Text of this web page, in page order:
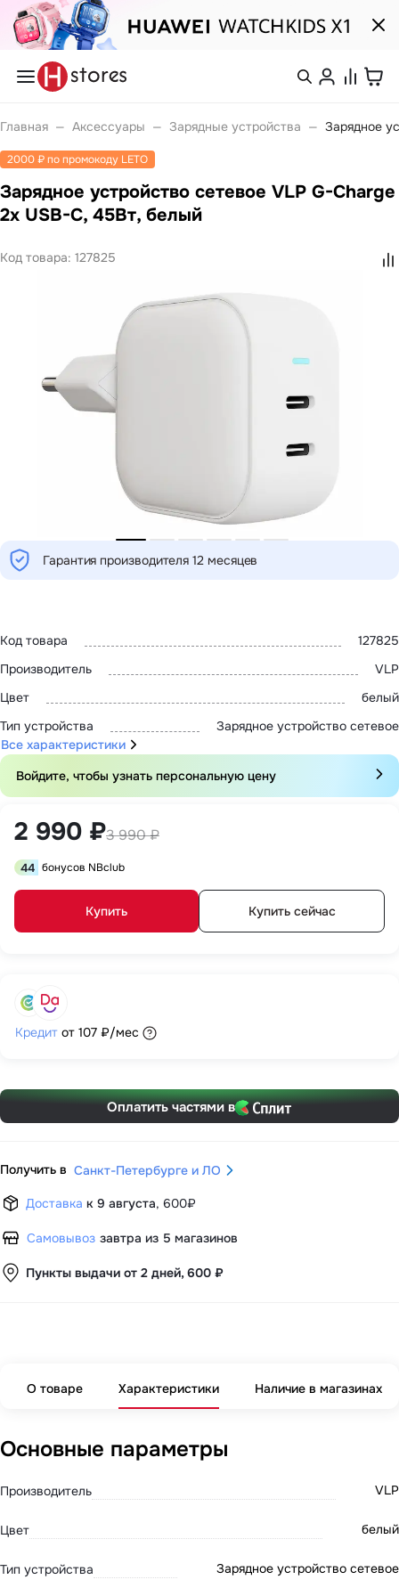
Каталог
Pura
Watch
Watch GT
Watch Ultimate
Watch Kids
Band 11
MateBook D
MateBook GT
Планшеты
MatePad Pro
MatePad SE
MatePad 12
MatePad Mini
Мониторы
Аксессуары
Чехлы
Стилусы
Защитные пленки
Умные очки
Поисковые трекеры
Главная — Аксессуары — Зарядные устройства — Зарядное
2000 ₽ по промокоду LETO
Зарядное устройство сетевое VLP G-Charge
2x USB-C, 45Вт, белый
Код товара: 127825
Гарантия производителя 12 месяцев
Код товара
127825
Производитель
VLP
Цвет
белый
Тип устройства
Зарядное устройство сетевое
Все характеристики
Войдите, чтобы узнать персональную цену
2 990 ₽3 990 ₽
44 бонусов NBclub
Купить Купить сейчас
Кредит от 107 ₽/мес
Оплатить частями в
Получить в Санкт-Петербурге и ЛО
Доставка к 9 августа, 600₽
Самовывоз завтра из 5 магазинов
Пункты выдачи от 2 дней, 600 ₽
О товаре Характеристики Наличие в магазинах
Основные параметры
Производитель VLP
Цвет белый
Тип устройства Зарядное устройство сетевое
Войти или
зарегистрироваться
Каталог
Связаться